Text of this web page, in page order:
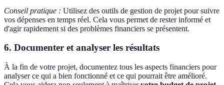
Conseil pratique : Utilisez des outils de gestion de projet pour suivre
vos dépenses en temps réel. Cela vous permet de rester informé et
d'agir rapidement si des problèmes financiers se présentent.
6. Documenter et analyser les résultats
À la fin de votre projet, documentez tous les aspects financiers pour
analyser ce qui a bien fonctionné et ce qui pourrait être amélioré.